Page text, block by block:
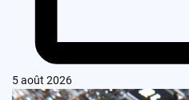
5 août 2026